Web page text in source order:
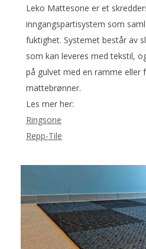
Leko Mattesone er et
inngangspartisystem som
fuktighet. Systemet består av
som kan leveres med tekstil,
på gulvet med en ramme eller
mattebrønner.
Les mer her:
Ringsone
Repp-Tile